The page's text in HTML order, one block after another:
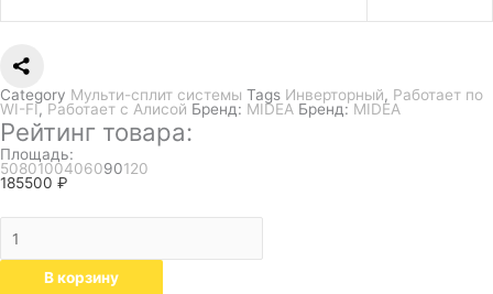
Category Мульти-сплит системы Tags Инверторный, Работает по
WI-FI, Работает с Алисой Бренд: MIDEA Бренд: MIDEA
Рейтинг товара:
Площадь:
5080100406090120
185500 ₽
В корзину